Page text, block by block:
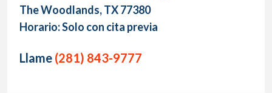
The Woodlands, TX 77380
Horario: Solo con cita previa
Llame (281) 843-9777